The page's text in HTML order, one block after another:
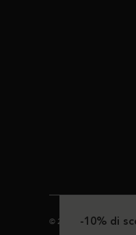
© 2024 Kérastase. Tutti
-10% di